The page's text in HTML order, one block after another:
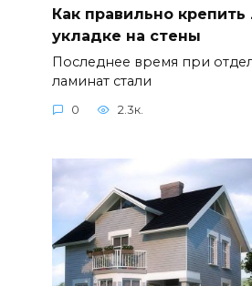
Как правильно
укладке на стены
Последнее время при
ламинат стали
0 2.3к.